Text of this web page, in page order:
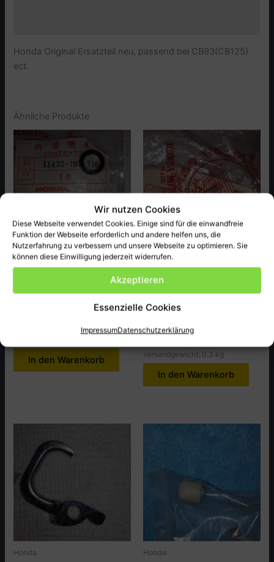
Wir nutzen Cookies
Diese Webseite verwendet Cookies. Einige sind für die einwandfreie
Funktion der Webseite erforderlich und andere helfen uns, die
Nutzerfahrung zu verbessern und unsere Webseite zu optimieren. Sie
können diese Einwilligung jederzeit widerrufen.
Akzeptieren
Essenzielle Cookies
ImpressumDatenschutzerklärung
Honda Original Ersatzteil neu, passend bei CB93(CB125)
ect.
Ähnliche Produkte
Honda
GSKT.A.C.GEN Cap PX50A
1,50€
Versandkosten
Artikel-Nr.: 11432-197-710
In den Warenkorb
Honda
1,50€
inkl. MwSt., zzgl.
Versandgewicht: 0.3 kg
In den Warenkorb
Honda Honda